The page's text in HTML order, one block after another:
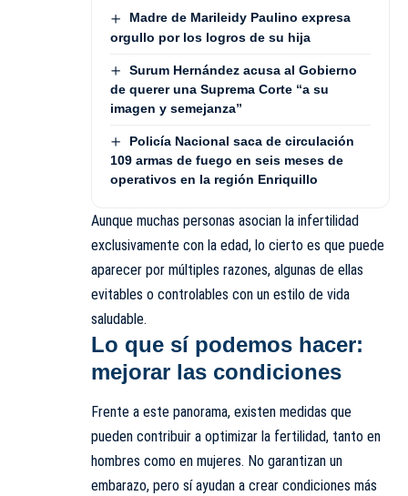
Madre de Marileidy Paulino expresa
orgullo por los logros de su hija
Surum Hernández acusa al Gobierno
de querer una Suprema Corte “a su
imagen y semejanza”
Policía Nacional saca de circulación
109 armas de fuego en seis meses de
operativos en la región Enriquillo
Aunque muchas personas asocian la infertilidad
exclusivamente con la edad, lo cierto es que puede
aparecer por múltiples razones, algunas de ellas
evitables o controlables con un estilo de vida
saludable.
Lo que sí podemos hacer:
mejorar las condiciones
Frente a este panorama, existen medidas que
pueden contribuir a optimizar la fertilidad, tanto en
hombres como en mujeres. No garantizan un
embarazo, pero sí ayudan a crear condiciones más